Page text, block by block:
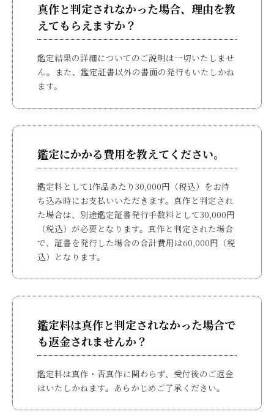
真作と判定されなかった場合、理由を教
えてもらえますか？
鑑定結果の詳細についてのご説明は一切いたしませ
ん。また、鑑定証書以外の書面の発行もいたしかね
ます。
鑑定にかかる費用を教えてください。
鑑定料として1作品あたり30,000円（税込）をお持
ち込み時にお支払いいただきます。真作と判定され
た場合は、別途鑑定証書発行手数料として30,000円
（税込）が必要となります。真作と判定された場合
で、証書を発行した場合の合計費用は60,000円（税
込）となります。
鑑定料は真作と判定されなかった場合で
も返金されませんか？
鑑定料は真作・否真作に関わらず、受付後のご返金
はいたしかねます。あらかじめご了承ください。